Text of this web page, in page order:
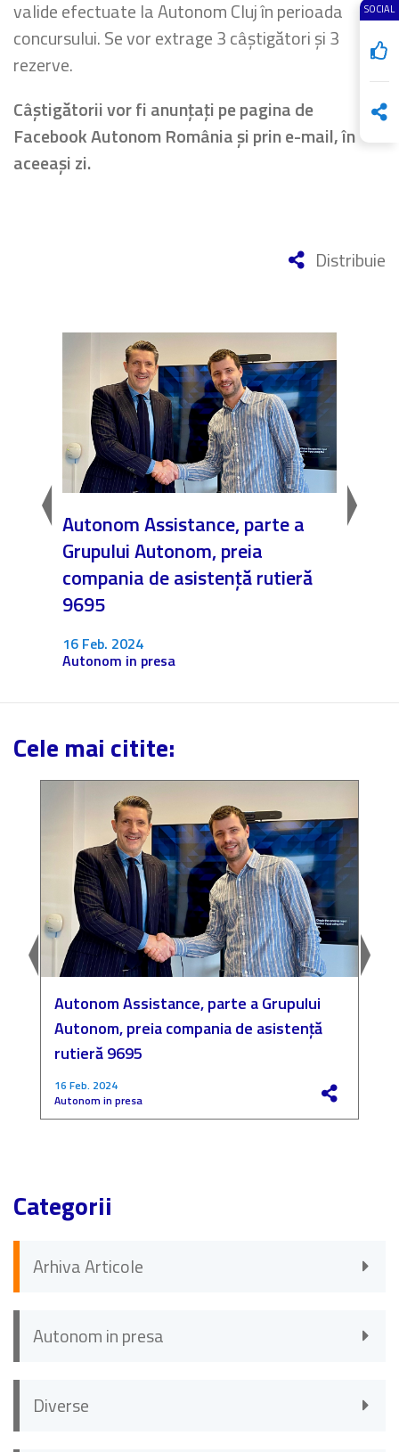
SOCIAL
valide efectuate la Autonom Cluj în perioada
concursului. Se vor extrage 3 câștigători și 3
rezerve.
Câștigătorii vor fi anunțați pe pagina de
Facebook Autonom România și prin e-mail, în
aceeași zi.
Distribuie
Autonom Assistance, parte a
Grupului Autonom, preia
compania de asistență rutieră
9695
16 Feb. 2024
Autonom in presa
Cele mai citite:
Autonom Assistance, parte a Grupului
Autonom, preia compania de asistență
rutieră 9695
16 Feb. 2024
Autonom in presa
Categorii
Arhiva Articole
Autonom in presa
Diverse